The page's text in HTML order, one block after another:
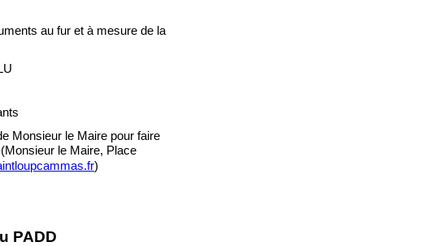
au fur et à mesure de la
Monsieur le Maire pour faire
le Maire, Place
)
PADD